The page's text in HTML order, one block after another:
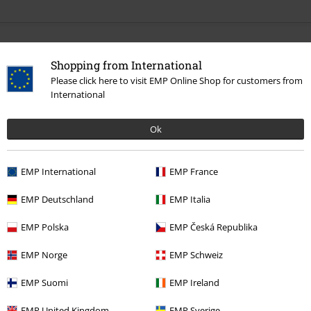
Shopping from International
Please click here to visit EMP Online Shop for customers from
International
Ok
EMP International EMP France
EMP Deutschland EMP Italia
EMP Polska EMP Česká Republika
EMP Norge EMP Schweiz
EMP Suomi EMP Ireland
Films & TV Funko Pop!
E-Mail Newsletter
Profitez d'une remise de 15 % en vous
abonnant maintenant !
Plus d'informations